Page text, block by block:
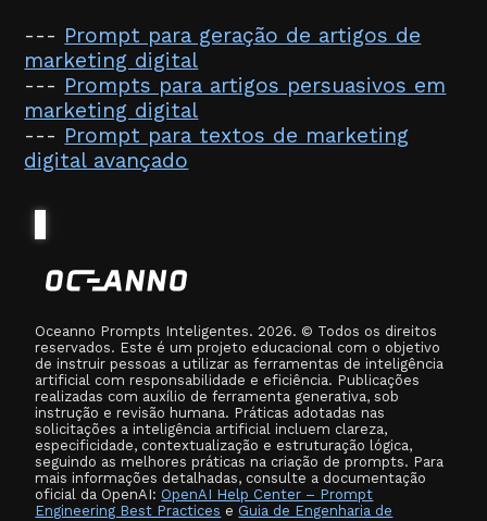
--- Prompt para geração de artigos de
marketing digital
--- Prompts para artigos persuasivos em
marketing digital
--- Prompt para textos de marketing
digital avançado
Oceanno Prompts Inteligentes. 2026. © Todos os direitos
reservados. Este é um projeto educacional com o objetivo
de instruir pessoas a utilizar as ferramentas de inteligência
artificial com responsabilidade e eficiência. Publicações
realizadas com auxílio de ferramenta generativa, sob
instrução e revisão humana. Práticas adotadas nas
solicitações a inteligência artificial incluem clareza,
especificidade, contextualização e estruturação lógica,
seguindo as melhores práticas na criação de prompts. Para
mais informações detalhadas, consulte a documentação
oficial da OpenAI: OpenAI Help Center – Prompt
Engineering Best Practices e Guia de Engenharia de